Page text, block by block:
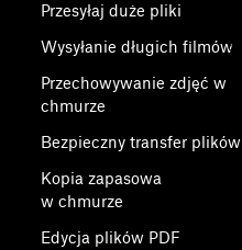
Przesyłaj duże pliki
Wysyłanie długich filmów
Przechowywanie zdjęć w
chmurze
Bezpieczny transfer plików
Kopia zapasowa
w chmurze
Edycja plików PDF